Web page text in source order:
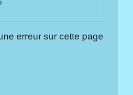
erreur sur cette page